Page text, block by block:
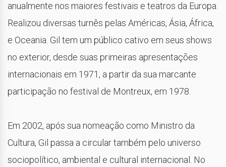
anualmente nos maiores festivais e teatros da Europa.
Realizou diversas turnês pelas Américas, Ásia, África,
e Oceania. Gil tem um público cativo em seus shows
no exterior, desde suas primeiras apresentações
internacionais em 1971, a partir da sua marcante
participação no festival de Montreux, em 1978.
Em 2002, após sua nomeação como Ministro da
Cultura, Gil passa a circular também pelo universo
sociopolítico, ambiental e cultural internacional. No